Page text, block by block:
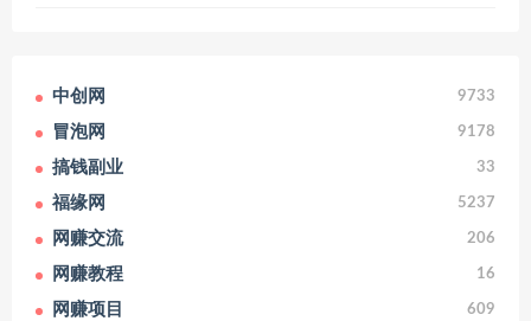
中创网 9733
冒泡网 9178
搞钱副业 33
福缘网 5237
网赚交流 206
网赚教程 16
网赚项目 609